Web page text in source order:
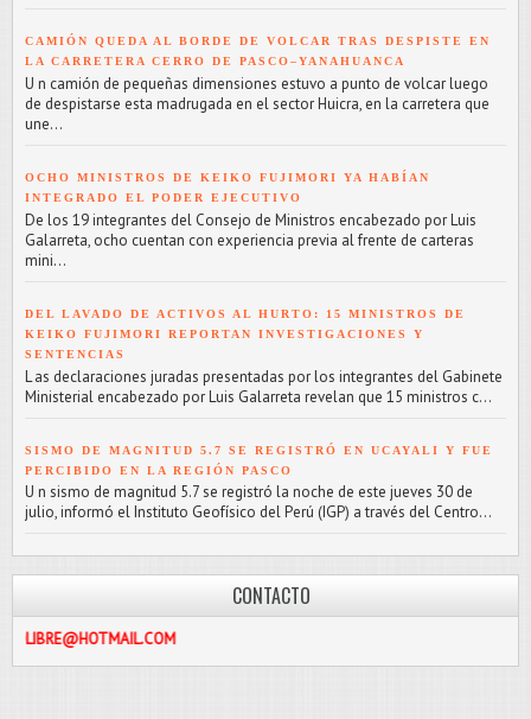
CAMIÓN QUEDA AL BORDE DE VOLCAR TRAS DESPISTE EN
LA CARRETERA CERRO DE PASCO–YANAHUANCA
U n camión de pequeñas dimensiones estuvo a punto de volcar luego
de despistarse esta madrugada en el sector Huicra, en la carretera que
une...
OCHO MINISTROS DE KEIKO FUJIMORI YA HABÍAN
INTEGRADO EL PODER EJECUTIVO
De los 19 integrantes del Consejo de Ministros encabezado por Luis
Galarreta, ocho cuentan con experiencia previa al frente de carteras
mini...
DEL LAVADO DE ACTIVOS AL HURTO: 15 MINISTROS DE
KEIKO FUJIMORI REPORTAN INVESTIGACIONES Y
SENTENCIAS
L as declaraciones juradas presentadas por los integrantes del Gabinete
Ministerial encabezado por Luis Galarreta revelan que 15 ministros c...
SISMO DE MAGNITUD 5.7 SE REGISTRÓ EN UCAYALI Y FUE
PERCIBIDO EN LA REGIÓN PASCO
U n sismo de magnitud 5.7 se registró la noche de este jueves 30 de
julio, informó el Instituto Geofísico del Perú (IGP) a través del Centro...
CONTACTO